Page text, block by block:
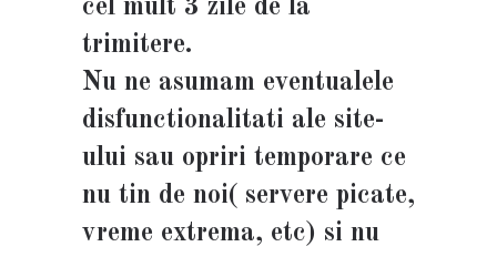
cel mult 3 zile de la
trimitere.
Nu ne asumam eventualele
disfunctionalitati ale site-
ului sau opriri temporare ce
nu tin de noi( servere picate,
vreme extrema, etc) si nu